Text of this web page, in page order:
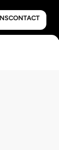
CONTACT